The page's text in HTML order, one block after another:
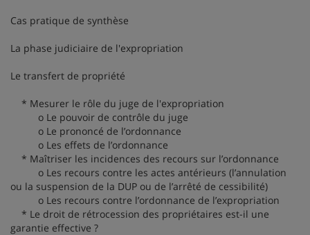
Cas pratique de synthèse
La phase judiciaire de l'expropriation
Le transfert de propriété
* Mesurer le rôle du juge de l'expropriation
o Le pouvoir de contrôle du juge
o Le prononcé de l’ordonnance
o Les effets de l’ordonnance
* Maîtriser les incidences des recours sur l’ordonnance
o Les recours contre les actes antérieurs (l’annulation
ou la suspension de la DUP ou de l’arrêté de cessibilité)
o Les recours contre l’ordonnance de l’expropriation
* Le droit de rétrocession des propriétaires est-il une
garantie effective ?